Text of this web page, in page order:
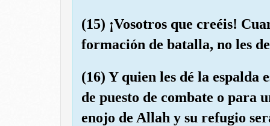
(15) ¡Vosotros que creéis!
formación de batalla, no les
(16) Y quien les dé la espalda
de puesto de combate o para
enojo de Allah y su refugio